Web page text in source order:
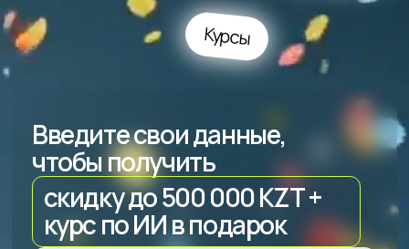
cкидкy до 500 000 KZT +
курс по ИИ в подарок
+7